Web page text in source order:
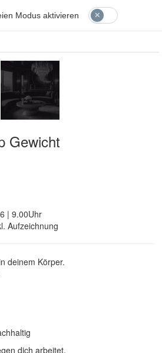
Modus aktivieren
Gewicht
| 9.00Uhr
Aufzeichnung
deinem Körper.
dich arbeitet.